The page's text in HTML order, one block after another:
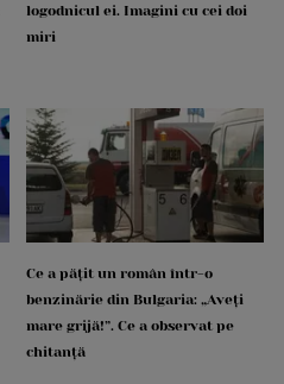
logodnicul ei. Imagini cu cei doi
miri
Ce a pățit un român într-o
benzinărie din Bulgaria: „Aveți
mare grijă!”. Ce a observat pe
chitanță